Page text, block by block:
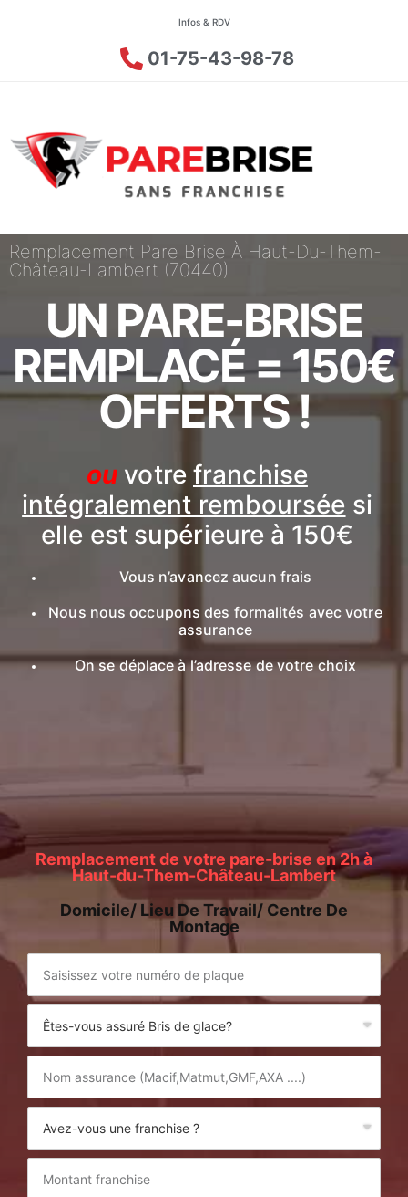
Infos & RDV
01-75-43-98-78
Remplacement Pare Brise À Haut-Du-Them-
Château-Lambert (70440)
UN PARE-BRISE
REMPLACÉ = 150€
OFFERTS !
ou votre franchise
intégralement remboursée si
elle est supérieure à 150€
Vous n’avancez aucun frais
Nous nous occupons des formalités avec votre
assurance
On se déplace à l’adresse de votre choix
Remplacement de votre pare-brise en 2h à
Haut-du-Them-Château-Lambert
Domicile/ Lieu De Travail/ Centre De
Montage